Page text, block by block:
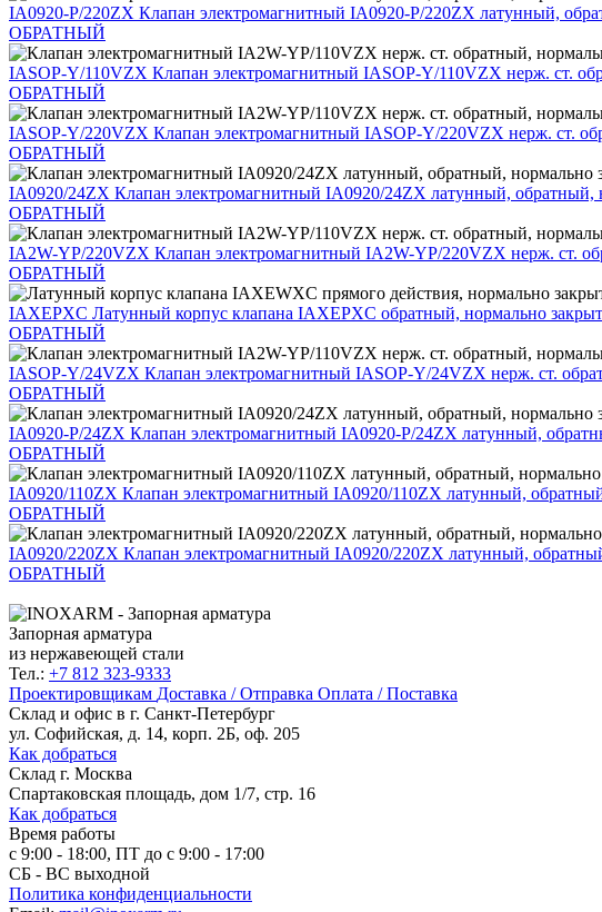
IA0920-P/220ZX Клапан электромагнитный IA0920-P/220ZX латунный,
ОБРАТНЫЙ
IASOP-Y/110VZX Клапан электромагнитный IASOP-Y/110VZX нерж. ст.
ОБРАТНЫЙ
IASOP-Y/220VZX Клапан электромагнитный IASOP-Y/220VZX нерж. ст.
ОБРАТНЫЙ
IA0920/24ZX Клапан электромагнитный IA0920/24ZX латунный, обратный,
ОБРАТНЫЙ
IA2W-YP/220VZX Клапан электромагнитный IA2W-YP/220VZX нерж. ст.
ОБРАТНЫЙ
IAXEPXС Латунный корпус клапана IAXEPXС обратный, нормально
ОБРАТНЫЙ
IASOP-Y/24VZX Клапан электромагнитный IASOP-Y/24VZX нерж. ст.
ОБРАТНЫЙ
IA0920-P/24ZX Клапан электромагнитный IA0920-P/24ZX латунный,
ОБРАТНЫЙ
IA0920/110ZX Клапан электромагнитный IA0920/110ZX латунный,
ОБРАТНЫЙ
IA0920/220ZX Клапан электромагнитный IA0920/220ZX латунный,
ОБРАТНЫЙ
Запорная арматура
из нержавеющей стали
Тел.: +7 812 323-9333
Проектировщикам Доставка / Отправка Оплата / Поставка
Склад и офис в г. Санкт-Петербург
ул. Софийская, д. 14, корп. 2Б, оф. 205
Как добраться
Склад г. Москва
Спартаковская площадь, дом 1/7, стр. 16
Как добраться
Время работы
с 9:00 - 18:00, ПТ до с 9:00 - 17:00
СБ - ВС выходной
Политика конфиденциальности